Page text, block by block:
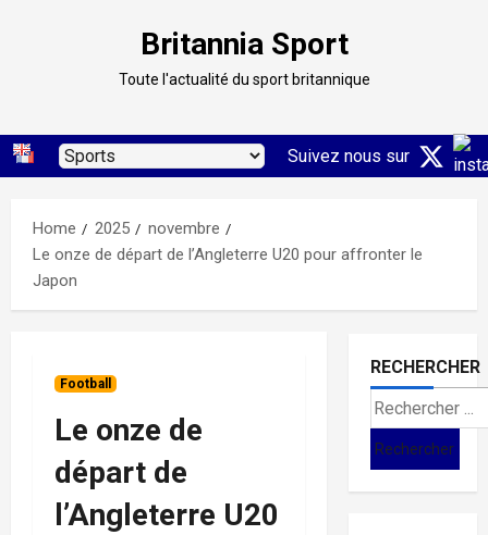
Britannia Sport
Toute l'actualité du sport britannique
Suivez nous sur
Home 2025
novembre
Le onze de départ de l’Angleterre U20 pour affronter le
Japon
Football
Le onze de
départ de
l’Angleterre U20
RECHERCHER
Search
for: